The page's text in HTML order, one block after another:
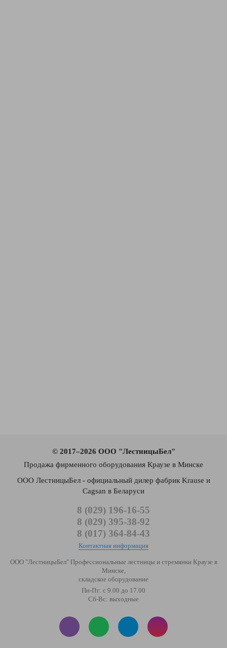
© 2017–2026 ООО "ЛестницыБел"
Продажа фирменного оборудования Краузе в Минске
ООО ЛестницыБел - официальный дилер фабрик Krause и
Cagsan в Беларуси
8 (029) 196-16-55
8 (029) 395-38-92
8 (017) 364-84-43
Контактная информация
ООО "ЛестницыБел" Профессиональные лестницы и стремянки Краузе в
Минске,
складское оборудование
Пн-Пт: с 9.00 до 17.00
Сб-Вс: выходные